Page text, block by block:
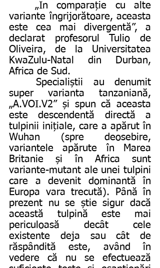
variante îngrijorătoare, aceasta
este cea mai divergentă”, a
declarat profesorul Tulio de
Oliveira, de la Universitatea
KwaZulu-Natal din Durban,
Africa de Sud.
	Specialiștii au denumit
super varianta tanzaniană,
„A.VOI.V2” și spun că aceasta
este descendentă directă a
tulpinii inițiale, care a apărut în
Wuhan (spre deosebire,
variantele apărute în Marea
Britanie și în Africa sunt
variante-mutant ale unei tulpini
care a devenit dominantă în
Europa vara trecută). Până în
prezent nu se știe sigur dacă
această tulpină este mai
periculoasă decât cele
existente deja sau cât de
răspândită este, având în
vedere că nu se efectuează